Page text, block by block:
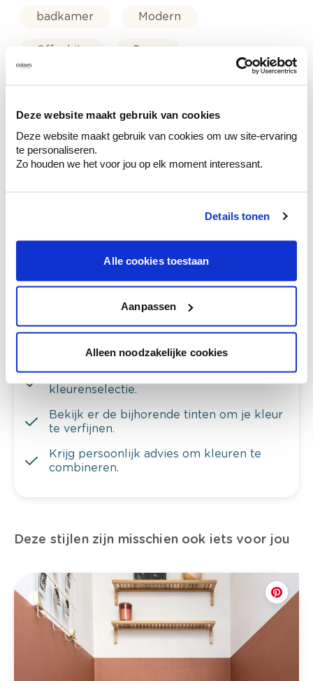
Deze website maakt gebruik van cookies
Deze website maakt gebruik van cookies om uw site-ervaring
te personaliseren.
Zo houden we het voor jou op elk moment interessant.
Details tonen
Alle cookies toestaan
Aanpassen
Alleen noodzakelijke cookies
badkamer Modern
Off white Paars
Kleuradvies aan huis
Krijg kleuradvies op basis van de lichtinval
en je meubels.
Krijg ineens een technologische check-up
van je muren.
Bekijk je kleur in de winkel
Ontdek er kleurechte stalen van je
kleurenselectie.
Bekijk er de bijhorende tinten om je kleur
te verfijnen.
Krijg persoonlijk advies om kleuren te
combineren.
Deze stijlen zijn misschien ook iets voor jou